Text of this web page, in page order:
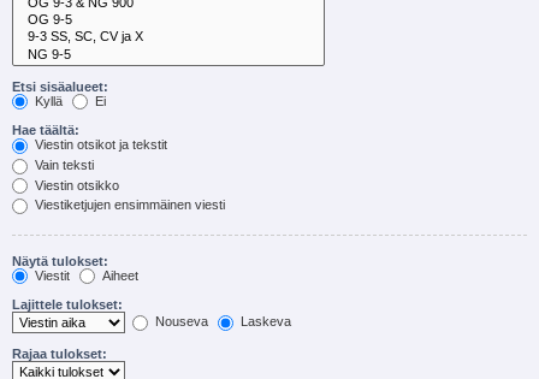
Etsi sisäalueet:
Kyllä
Ei
Hae täältä:
Viestin otsikot ja tekstit
Vain teksti
Viestin otsikko
Viestiketjujen ensimmäinen viesti
Näytä tulokset:
Viestit
Aiheet
Lajittele tulokset:
Nouseva
Laskeva
Rajaa tulokset: